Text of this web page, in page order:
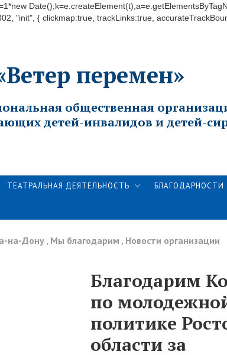
"init", { clickmap:true, trackLinks:true,
перемен»
общественная
детей-инвалидов и детей-
ТЕАТРАЛЬНАЯ ДЕЯТЕЛЬНОСТЬ БЛАГОДАРНОСТИ
на-Дону , Мы благодарим , Новости организации
Благодарим
по
политике
области за